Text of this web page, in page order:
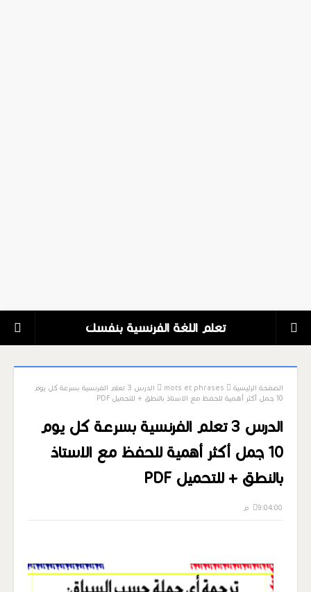
تعلم اللغة الفرنسية بنفسك
الصفحة الرئيسية mots et phrases
الدرس 3 تعلم الفرنسية بسرعة كل يوم
10 جمل أكثر أهمية للحفظ مع الاستاذ بالنطق + للتحميل PDF
الدرس 3 تعلم الفرنسية بسرعة كل يوم
10 جمل أكثر أهمية للحفظ مع الاستاذ
بالنطق + للتحميل PDF
9:04:00 م